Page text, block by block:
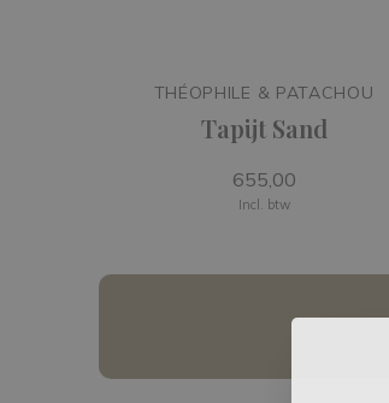
THÉOPHILE & PATACHOU
Tapijt Sand
655,00
Incl. btw